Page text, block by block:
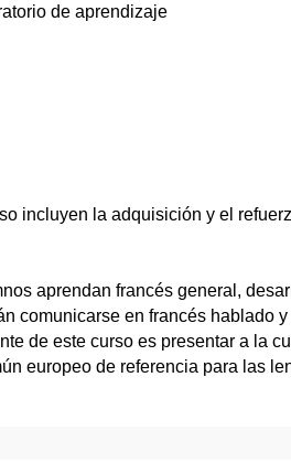
de aprendizaje
incluyen la adquisición y el
aprendan francés general,
comunicarse en francés hablado
de este curso es presentar a la
europeo de referencia para las